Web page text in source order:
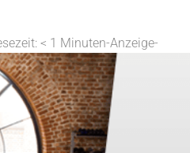
< 1 Minuten-Anzeige-